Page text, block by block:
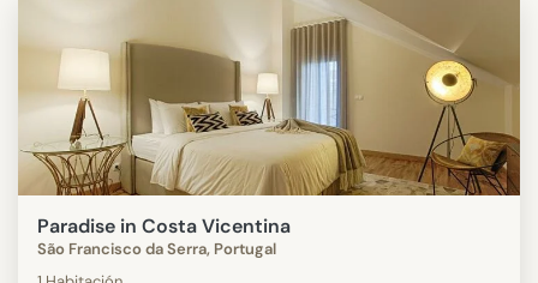
Paradise in Costa Vicentina
São Francisco da Serra, Portugal